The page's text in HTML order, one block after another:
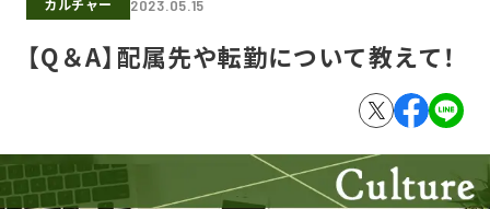
カルチャー 2023.05.15
【Q＆A】配属先や転勤について教えて！